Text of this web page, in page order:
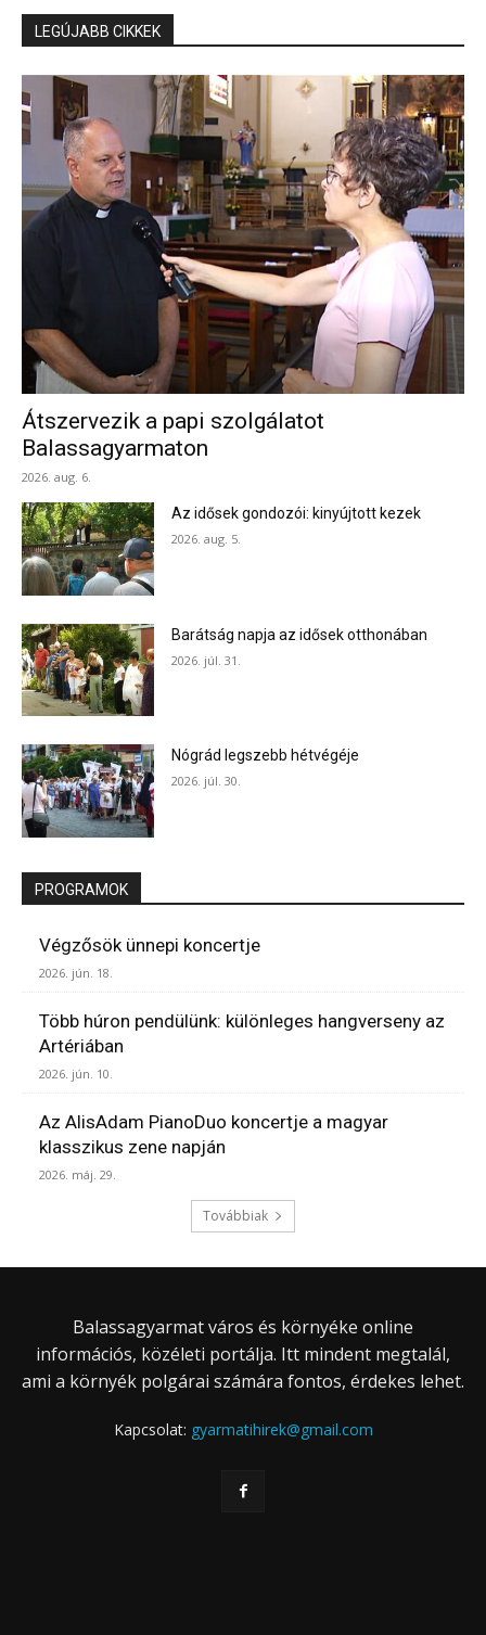
LEGÚJABB CIKKEK
Átszervezik a papi szolgálatot
Balassagyarmaton
2026. aug. 6.
Az idősek gondozói: kinyújtott kezek
2026. aug. 5.
Barátság napja az idősek otthonában
2026. júl. 31.
Nógrád legszebb hétvégéje
2026. júl. 30.
PROGRAMOK
Végzősök ünnepi koncertje
2026. jún. 18.
Több húron pendülünk: különleges hangverseny az
Artériában
2026. jún. 10.
Az AlisAdam PianoDuo koncertje a magyar
klasszikus zene napján
2026. máj. 29.
Továbbiak
Balassagyarmat város és környéke online
információs, közéleti portálja. Itt mindent megtalál,
ami a környék polgárai számára fontos, érdekes lehet.
Kapcsolat: gyarmatihirek@gmail.com